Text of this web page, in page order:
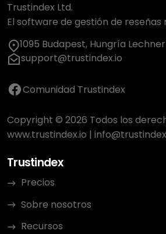
Trustindex Ltd.
El software de gestión de
1095 Budapest, Hungría
support@trustindex.io
Comunidad Trustindex
Copyright © 2026 Todos los
www.trustindex.io |
Trustindex
Precios
Sobre nosotros
Recursos